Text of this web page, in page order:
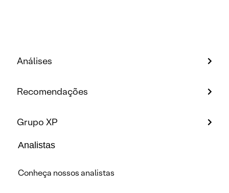
Análises
Recomendações
Grupo XP
Analistas
Conheça nossos analistas